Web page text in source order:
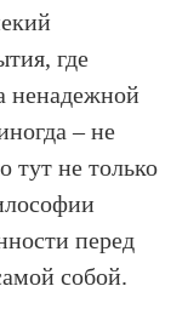
где
ненадежной
– не
тут не только
перед
собой.